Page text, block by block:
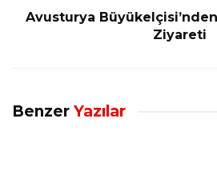
Avusturya
Ziyareti
Benzer Yazılar